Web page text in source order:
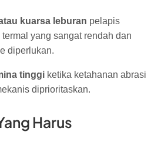
kuarsa leburan pelapis
yang sangat rendah dan
diperlukan.
tinggiketika ketahanan abrasi
diprioritaskan.
Harus